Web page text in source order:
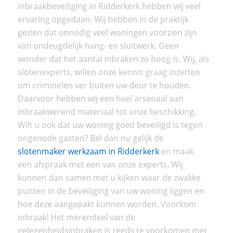
inbraakbeveiliging in Ridderkerk hebben wij veel
ervaring opgedaan. Wij hebben in de praktijk
gezien dat onnodig veel woningen voorzien zijn
van ondeugdelijk hang- en sluitwerk. Geen
wonder dat het aantal inbraken zo hoog is. Wij, als
slotenexperts, willen onze kennis graag inzetten
om criminelen ver buiten uw deur te houden.
Daarvoor hebben wij een heel arsenaal aan
inbraakwerend materiaal tot onze beschikking.
Wilt u ook dat uw woning goed beveiligd is tegen
ongenode gasten? Bel dan nu gelijk de
slotenmaker werkzaam in Ridderkerk en maak
een afspraak met een van onze experts. Wij
kunnen dan samen met u kijken waar de zwakke
punten in de beveiliging van uw woning liggen en
hoe deze aangepakt kunnen worden. Voorkom
inbraak! Het merendeel van de
gelegenheidsinbraken is reeds te voorkomen met